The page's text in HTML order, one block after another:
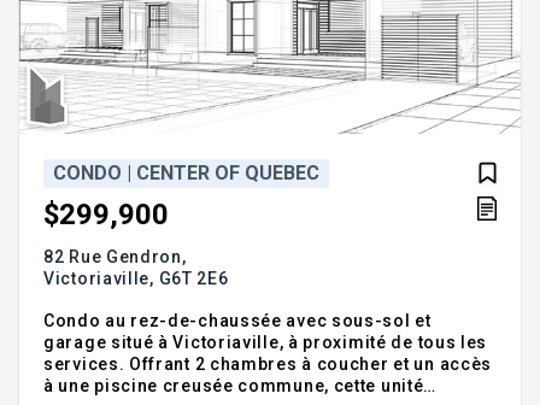
CONDO | CENTER OF QUEBEC
$299,900
82 Rue Gendron,
Victoriaville, G6T 2E6
Condo au rez-de-chaussée avec sous-sol et
garage situé à Victoriaville, à proximité de tous les
services. Offrant 2 chambres à coucher et un accès
à une piscine creusée commune, cette unité